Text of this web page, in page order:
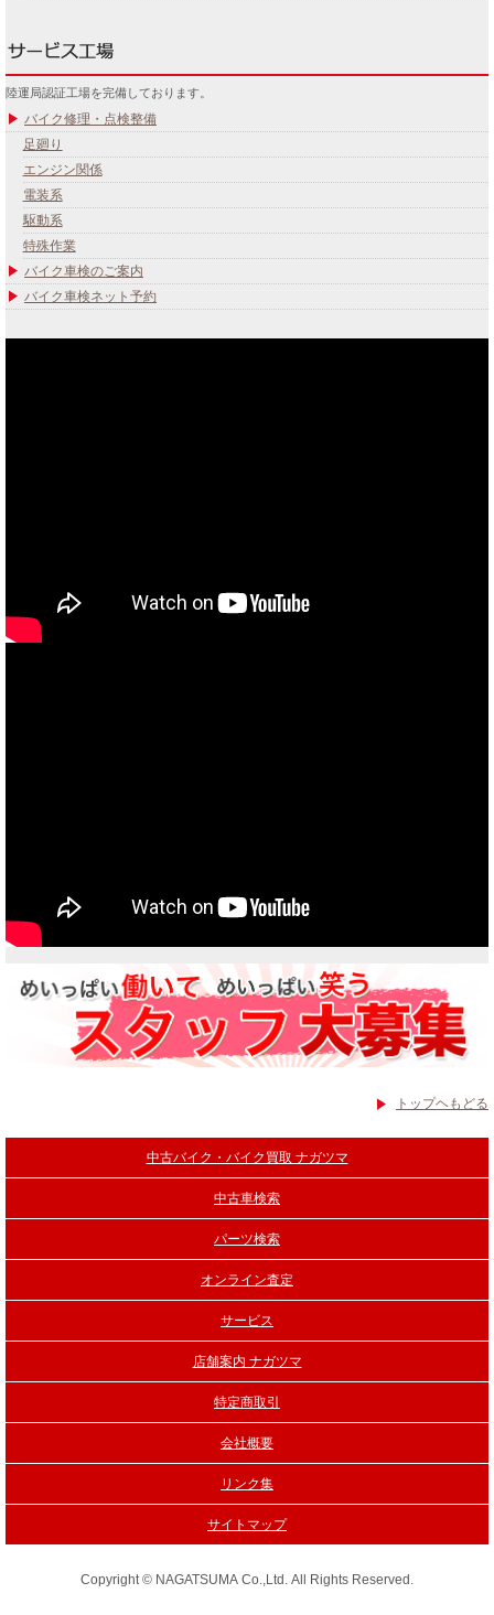
陸運局認証工場を完備しております。
バイク修理・点検整備
足廻り
エンジン関係
電装系
駆動系
特殊作業
バイク車検のご案内
バイク車検ネット予約
トップヘもどる
中古バイク・バイク買取 ナガツマ
中古車検索
パーツ検索
オンライン査定
サービス
店舗案内 ナガツマ
特定商取引
会社概要
リンク集
サイトマップ
Copyright © NAGATSUMA Co.,Ltd. All Rights Reserved.